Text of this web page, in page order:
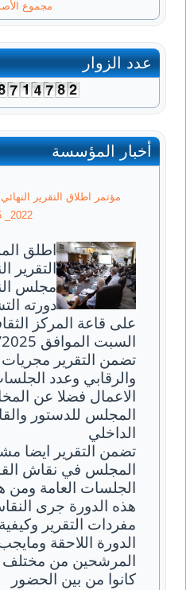
مجموع
عدد الزوار
أخبار المؤسسة
مؤتمر اطلاق التقرير
2022_ 2025
اطلق
التقرير
مجلس
دورته
على قاعة المركز
السبت الموافق 18/10/2025
تضمن التقرير
والرقابي وعدد
الاعمال فضلا عن
المجلس للدستور
الداخلي
تضمن التقرير ايضا
المجلس في نقاش
الجلسات العامة ومن
هذه الدورة جرى
مفردات التقرير
الدورة اللاحقة
المرشحين من مختلف
كانوا من بين الحضور